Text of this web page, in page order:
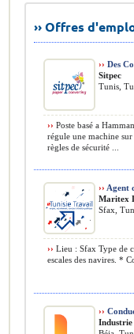
›› Offres
›› Des
Sitpec
Tunis,
›› Poste basé a
régule une machine
règles de sécurité ...
›› Agent
Maritex
Sfax,
›› Lieu : Sfax Type de
escales des navires. *
››